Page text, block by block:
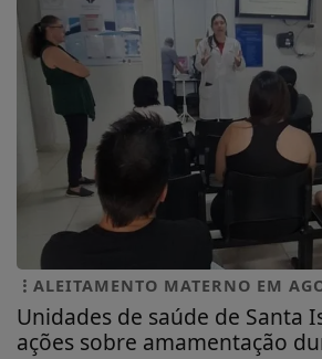
ALEITAMENTO MATERNO EM
Unidades de saúde de Santa
ações sobre amamentação